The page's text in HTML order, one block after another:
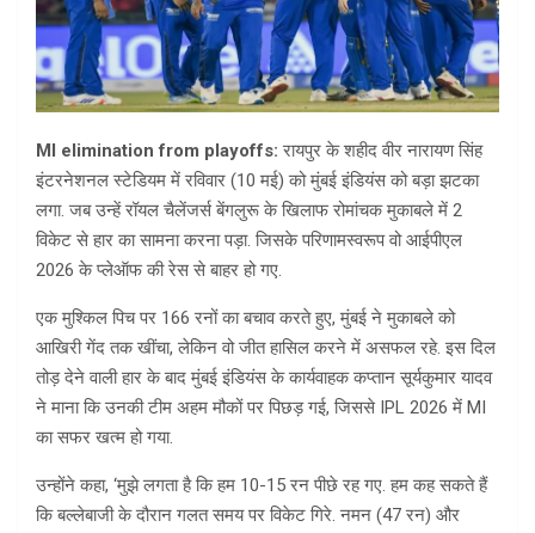
MI elimination from playoffs: रायपुर के शहीद वीर नारायण सिंह
इंटरनेशनल स्टेडियम में रविवार (10 मई) को मुंबई इंडियंस को बड़ा झटका
लगा. जब उन्हें रॉयल चैलेंजर्स बेंगलुरू के खिलाफ रोमांचक मुकाबले में 2
विकेट से हार का सामना करना पड़ा. जिसके परिणामस्वरूप वो आईपीएल
2026 के प्लेऑफ की रेस से बाहर हो गए.
एक मुश्किल पिच पर 166 रनों का बचाव करते हुए, मुंबई ने मुकाबले को
आखिरी गेंद तक खींचा, लेकिन वो जीत हासिल करने में असफल रहे. इस दिल
तोड़ देने वाली हार के बाद मुंबई इंडियंस के कार्यवाहक कप्तान सूर्यकुमार यादव
ने माना कि उनकी टीम अहम मौकों पर पिछड़ गई, जिससे IPL 2026 में MI
का सफर खत्म हो गया.
उन्होंने कहा, ‘मुझे लगता है कि हम 10-15 रन पीछे रह गए. हम कह सकते हैं
कि बल्लेबाजी के दौरान गलत समय पर विकेट गिरे. नमन (47 रन) और